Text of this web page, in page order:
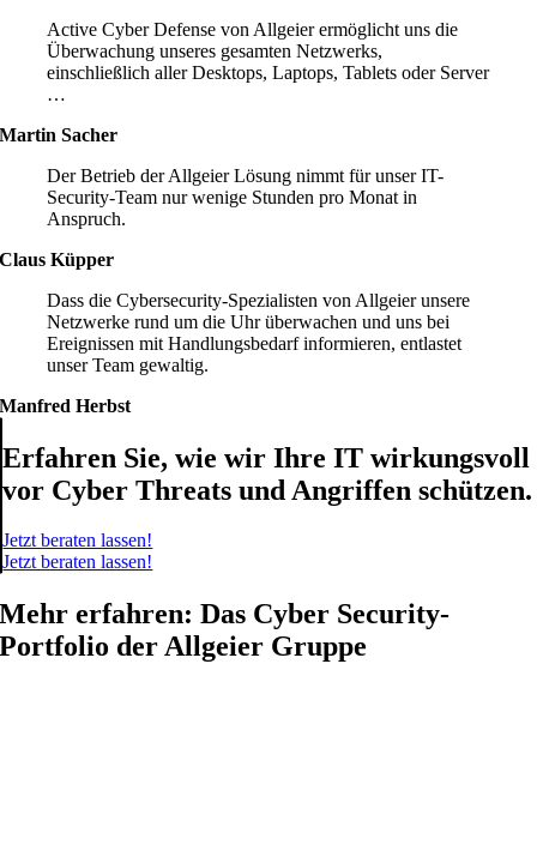
Active Cyber Defense von Allgeier ermöglicht uns die
Überwachung unseres gesamten Netzwerks,
einschließlich aller Desktops, Laptops, Tablets oder Server
…
Martin Sacher
Der Betrieb der Allgeier Lösung nimmt für unser IT-
Security-Team nur wenige Stunden pro Monat in
Anspruch.
Claus Küpper
Dass die Cybersecurity-Spezialisten von Allgeier unsere
Netzwerke rund um die Uhr überwachen und uns bei
Ereignissen mit Handlungsbedarf informieren, entlastet
unser Team gewaltig.
Manfred Herbst
Erfahren Sie, wie wir Ihre IT wirkungsvoll
vor Cyber Threats und Angriffen schützen.
Jetzt beraten lassen!
Jetzt beraten lassen!
Mehr erfahren: Das Cyber Security-
Portfolio der Allgeier Gruppe